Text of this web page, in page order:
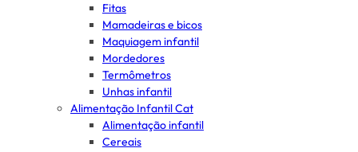
Fitas
Mamadeiras e bicos
Maquiagem infantil
Mordedores
Termômetros
Unhas infantil
Alimentação Infantil Cat
Alimentação infantil
Cereais